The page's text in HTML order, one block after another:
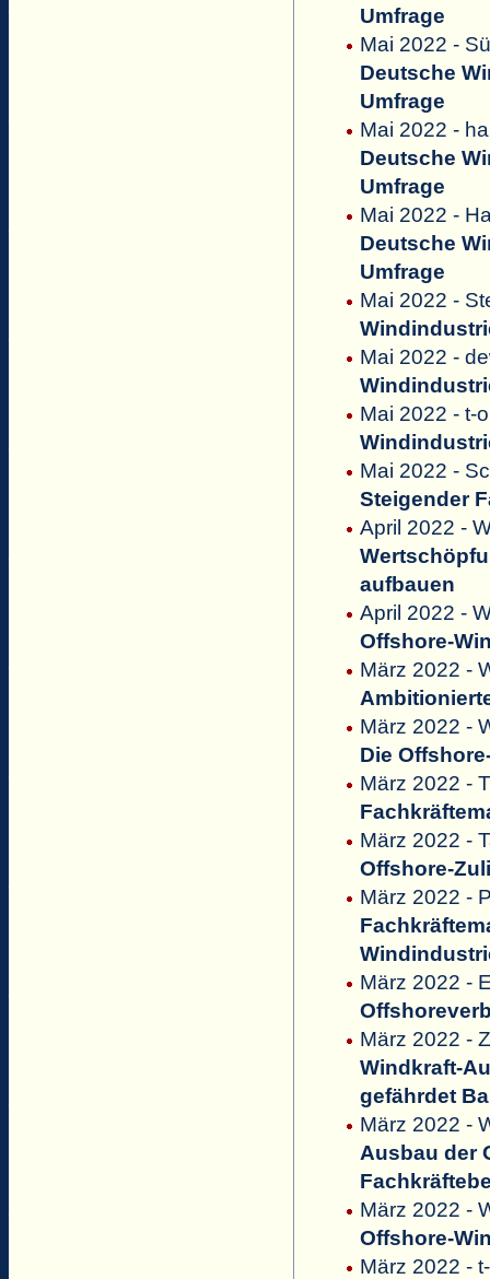
Umfrage
Mai 2022 -
Deutsche
Umfrage
Mai 2022 -
Deutsche
Umfrage
Mai 2022 -
Deutsche
Umfrage
Mai 2022 -
Mai 2022 -
Mai 2022 - t-
Mai 2022 -
Steigender
April 2022 -
aufbauen
April 2022 -
Offshore-
März 2022 -
März 2022 -
Die
März 2022 -
März 2022 -
Offshore-
März 2022 -
März 2022 -
März 2022 -
Windkraft-
gefährdet
März 2022 -
Ausbau der
März 2022 -
Offshore-
März 2022 -